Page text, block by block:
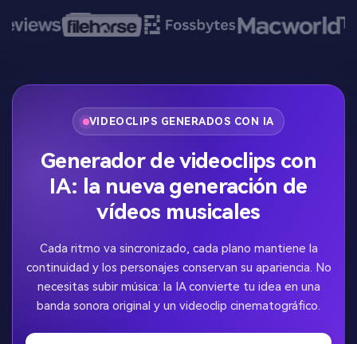
VIDEOCLIPS GENERADOS CON IA
Generador de videoclips con
IA: la nueva generación de
vídeos musicales
Cada ritmo va sincronizado, cada plano mantiene la
continuidad y los personajes conservan su apariencia. No
necesitas subir música: la IA convierte tu idea en una
banda sonora original y un videoclip cinematográfico.